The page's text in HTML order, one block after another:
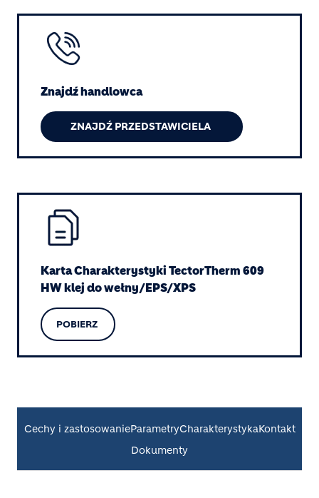
Image
Znajdź handlowca
ZNAJDŹ PRZEDSTAWICIELA
Image
Karta Charakterystyki TectorTherm 609
HW klej do wełny/EPS/XPS
POBIERZ
Cechy i zastosowanieParametryCharakterystykaKontakt
Dokumenty